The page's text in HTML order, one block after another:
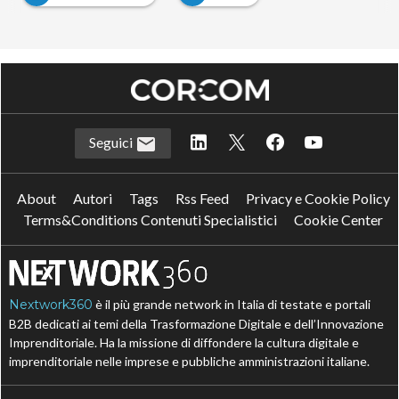
Seguici
About Autori Tags Rss Feed
Privacy e Cookie Policy
Terms&Conditions Contenuti Specialistici
Cookie Center
Nextwork360 è il più grande network in Italia di testate e portali
B2B dedicati ai temi della Trasformazione Digitale e dell’Innovazione
Imprenditoriale. Ha la missione di diffondere la cultura digitale e
imprenditoriale nelle imprese e pubbliche amministrazioni italiane.